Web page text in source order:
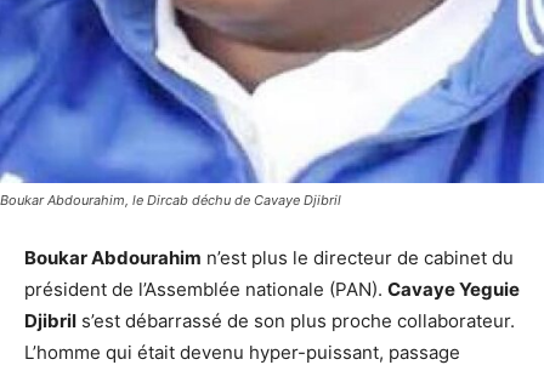
Boukar Abdourahim, le Dircab déchu de Cavaye Djibril
Boukar Abdourahim n’est plus le directeur de cabinet du
président de l’Assemblée nationale (PAN). Cavaye Yeguie
Djibril s’est débarrassé de son plus proche collaborateur.
L’homme qui était devenu hyper-puissant, passage